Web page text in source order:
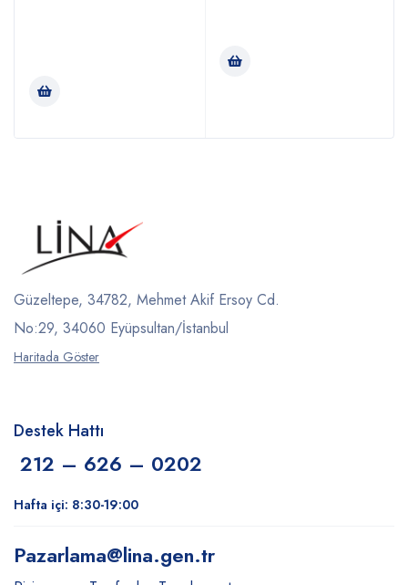
Güzeltepe, 34782, Mehmet Akif Ersoy Cd.
No:29, 34060 Eyüpsultan/İstanbul
Haritada Göster
Destek Hattı
212 – 626 – 0202
Hafta içi: 8:30-19:00
Pazarlama@lina.gen.tr